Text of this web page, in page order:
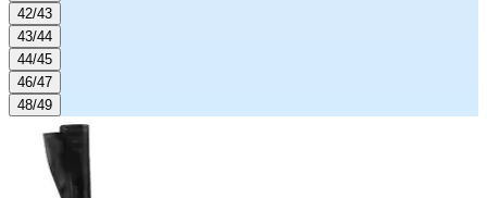
42/43
43/44
44/45
46/47
48/49